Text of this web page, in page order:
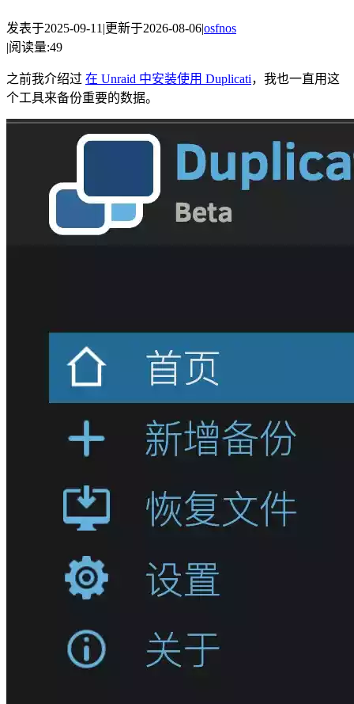
发表于2025-09-11 |更新于2026-08-06|osfnos
|阅读量:49
之前我介绍过 在 Unraid 中安装使用 Duplicati，我也一直用这
个工具来备份重要的数据。